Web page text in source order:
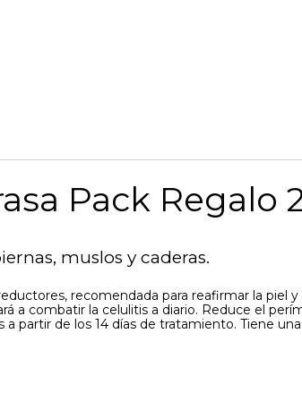
Pack Regalo
muslos y caderas.
recomendada para reafirmar la piel
a combatir la celulitis a diario. Reduce el
partir de los 14 días de tratamiento. Tiene